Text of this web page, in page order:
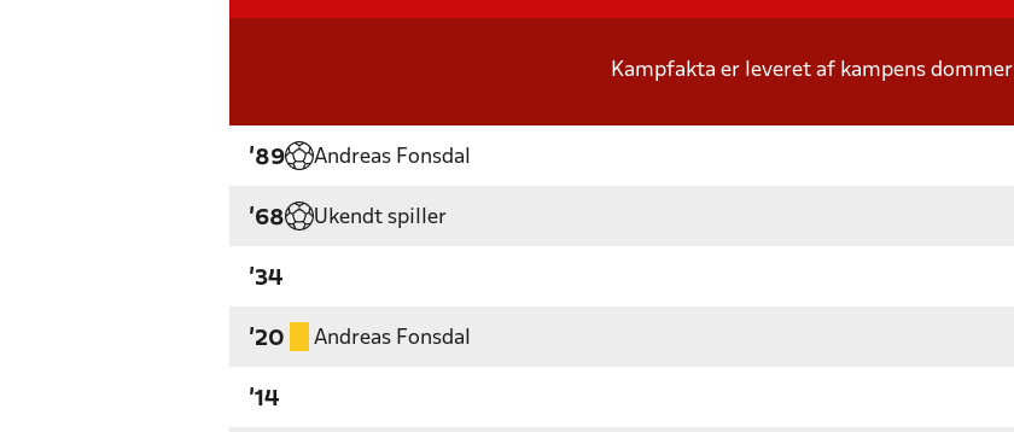
Kampfakta er leveret af kampens dommer
'89 Andreas Fonsdal
'68 Ukendt spiller
'34
'20 Andreas Fonsdal
'14